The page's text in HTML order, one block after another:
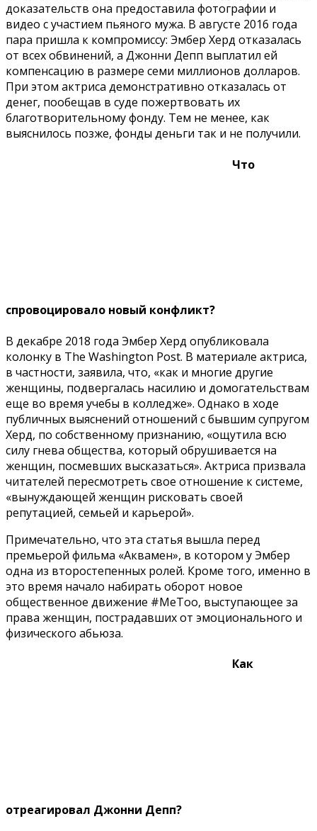
доказательств она предоставила фотографии и
видео с участием пьяного мужа. В августе 2016 года
пара пришла к компромиссу: Эмбер Херд отказалась
от всех обвинений, а Джонни Депп выплатил ей
компенсацию в размере семи миллионов долларов.
При этом актриса демонстративно отказалась от
денег, пообещав в суде пожертвовать их
благотворительному фонду. Тем не менее, как
выяснилось позже, фонды деньги так и не получили.
Что
спровоцировало новый конфликт?
В декабре 2018 года Эмбер Херд опубликовала
колонку в The Washington Post. В материале актриса,
в частности, заявила, что, «как и многие другие
женщины, подвергалась насилию и домогательствам
еще во время учебы в колледже». Однако в ходе
публичных выяснений отношений с бывшим супругом
Херд, по собственному признанию, «ощутила всю
силу гнева общества, который обрушивается на
женщин, посмевших высказаться». Актриса призвала
читателей пересмотреть свое отношение к системе,
«вынуждающей женщин рисковать своей
репутацией, семьей и карьерой».
Примечательно, что эта статья вышла перед
премьерой фильма «Аквамен», в котором у Эмбер
одна из второстепенных ролей. Кроме того, именно в
это время начало набирать оборот новое
общественное движение #MeToo, выступающее за
права женщин, пострадавших от эмоционального и
физического абьюза.
Как
отреагировал Джонни Депп?